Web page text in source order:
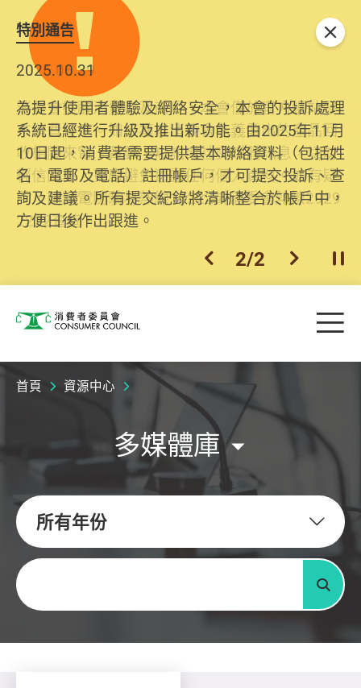
特別通告
2026.06.29
消委會提醒消費者及商戶，本會僅於官方網站發
布消費警示。如接獲以消委會名義發出的產品回
收相關來電、電郵、短訊或社交媒體訊息，切勿
輕信回應，更應避免透露任何個人資料。如有疑
問，請致電防騙易熱線18222或消委會熱線2929
2222查詢。
2025.10.31
為提升使用者體驗及網絡安全，本會的投訴處理
系統已經進行升級及推出新功能。由2025年11月
10日起，消費者需要提供基本聯絡資料（包括姓
名、電郵及電話）註冊帳戶，才可提交投訴、查
詢及建議。所有提交紀錄將清晰整合於帳戶中，
方便日後作出跟進。
上一個
2/2 下一個開
關閉
消費者委員會 目
首頁 資源中心
多媒體庫
所有年份
關鍵字
搜尋